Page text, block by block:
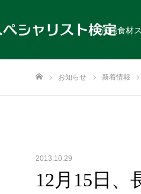
沖縄食材
お知らせ 新着情報
2013.10.29
12月15日